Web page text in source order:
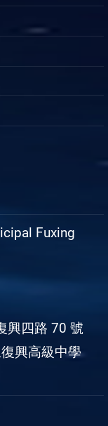
Fuxing
興四路 70 號
興高級中學